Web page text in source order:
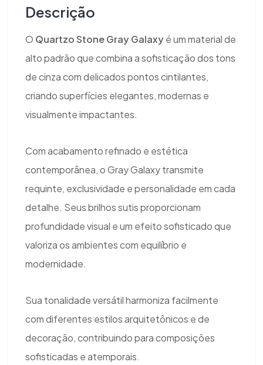
Descrição
O Quartzo Stone Gray Galaxyé um material de
alto padrão que combina a sofisticação dos tons
de cinza com delicados pontos cintilantes,
criando superfícies elegantes, modernas e
visualmente impactantes.
Com acabamento refinado e estética
contemporânea, o Gray Galaxy transmite
requinte, exclusividade e personalidade em cada
detalhe. Seus brilhos sutis proporcionam
profundidade visual e um efeito sofisticado que
valoriza os ambientes com equilíbrio e
modernidade.
Sua tonalidade versátil harmoniza facilmente
com diferentes estilos arquitetônicos e de
decoração, contribuindo para composições
sofisticadas e atemporais.